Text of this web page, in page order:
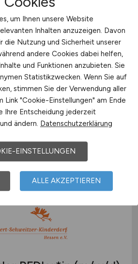
BFDler*in(m/w/d)
und
Wohngruppe in
Kinderdorf Hessen e.V.
um Ihnen unsere Website
Inhalten anzuzeigen. Davon
die Nutzung und Sicherheit unserer
andere Cookies dabei helfen,
und Funktionen anzubieten. Sie
Statistikzwecken. Wenn Sie auf
stimmen Sie der Verwendung aller
Link "Cookie-Einstellungen" am Ende
Ihre Entscheidung jederzeit
ändern. Datenschutzerklärung
EINSTELLUNGEN
ALLE AKZEPTIEREN